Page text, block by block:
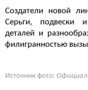
Создатели новой
Серьги, подвески
деталей и
филигранностью
Источник фото: